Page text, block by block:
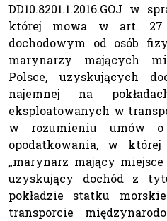
DD10.8201.1.2016.GOJ w
której mowa w art.
dochodowym od osób
marynarzy mających
Polsce, uzyskujących
najemnej na
eksploatowanych w
w rozumieniu umów o
opodatkowania, w
„marynarz mający
uzyskujący dochód z
pokładzie statku
transporcie